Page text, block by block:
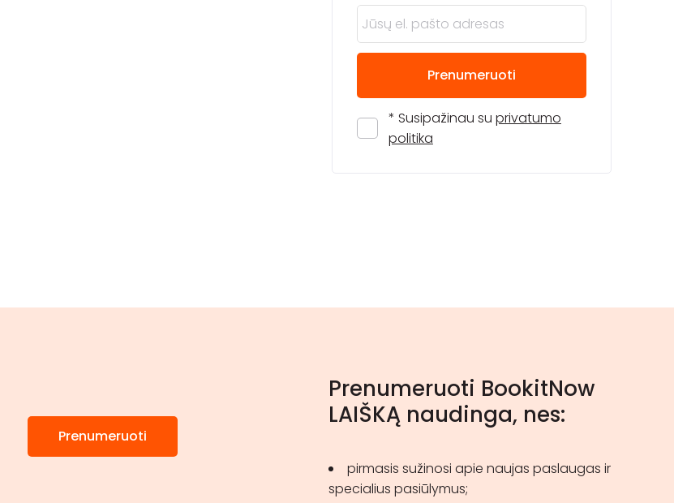
Prenumeruoti
* Susipažinau su privatumo
politika
Prenumeruoti
Prenumeruoti BookitNow
LAIŠKĄ naudinga, nes:
pirmasis sužinosi apie naujas paslaugas ir
specialius pasiūlymus;